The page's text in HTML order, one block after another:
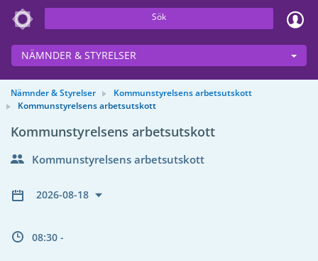
Sök
NÄMNDER & STYRELSER
Nämnder & Styrelser
Kommunstyrelsens arbetsutskott
Kommunstyrelsens arbetsutskott
Kommunstyrelsens arbetsutskott
Kommunstyrelsens arbetsutskott
2026-08-18
08:30 -